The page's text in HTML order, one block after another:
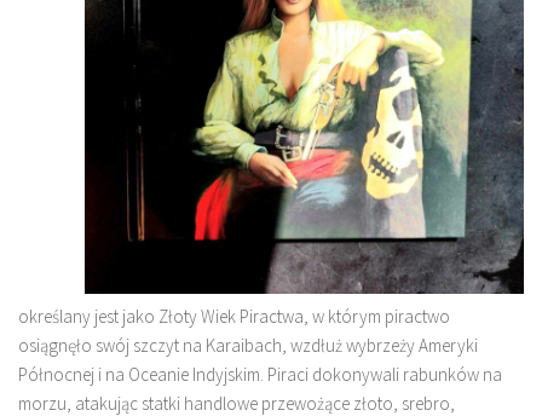
określany jest jako Złoty Wiek Piractwa, w którym piractwo
osiągnęło swój szczyt na Karaibach, wzdłuż wybrzeży Ameryki
Północnej i na Oceanie Indyjskim. Piraci dokonywali rabunków na
morzu, atakując statki handlowe przewożące złoto, srebro,